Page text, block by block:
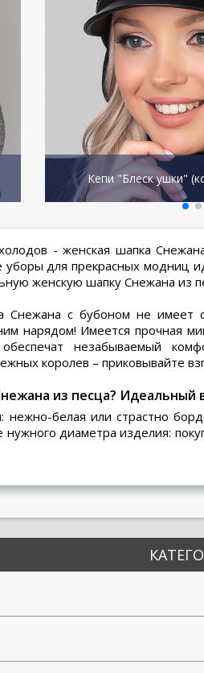
Кепи "Блеск ушки"
-женская шапка
для прекрасных модниц
женскую шапку Снежана из
Снежана с бубоном не имеет
нарядом! Имеется прочная
незабываемый
королев – приковывайте
из песца? Идеальный
нежно-белая или страстно
диаметра изделия: